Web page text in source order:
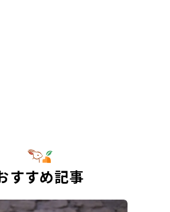
すすめ記事